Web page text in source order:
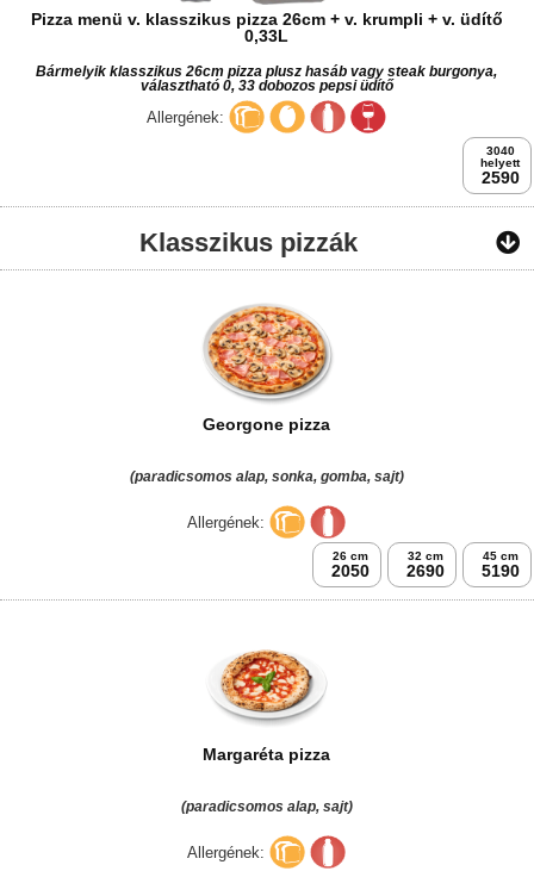
Pizza menü v. klasszikus pizza 26cm + v. krumpli + v. üdítő
0,33L
Bármelyik klasszikus 26cm pizza plusz hasáb vagy steak burgonya,
választható 0, 33 dobozos pepsi üdítő
Allergének:
3040
helyett
2590
Klasszikus pizzák
Georgone pizza
(paradicsomos alap, sonka, gomba, sajt)
Allergének:
26 cm
2050
32 cm
2690
45 cm
5190
Margaréta pizza
(paradicsomos alap, sajt)
Allergének: